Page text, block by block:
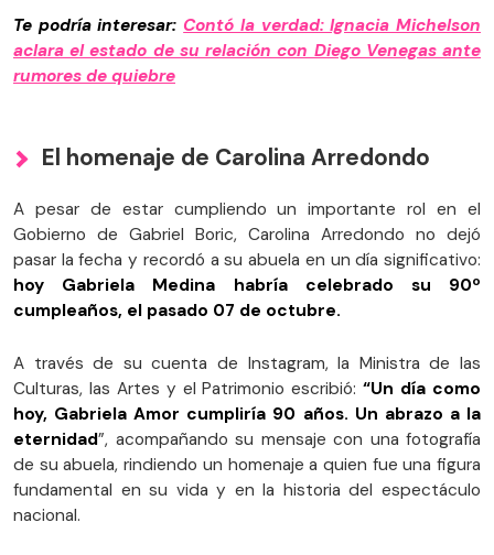
Te podría interesar: Contó la verdad: Ignacia Michelson
aclara el estado de su relación con Diego Venegas ante
rumores de quiebre
El homenaje de Carolina Arredondo
A pesar de estar cumpliendo un importante rol en el
Gobierno de Gabriel Boric, Carolina Arredondo no dejó
pasar la fecha y recordó a su abuela en un día significativo:
hoy Gabriela Medina habría celebrado su 90º
cumpleaños, el pasado 07 de octubre.
A través de su cuenta de Instagram, la Ministra de las
Culturas, las Artes y el Patrimonio escribió:“Un día como
hoy, Gabriela Amor cumpliría 90 años. Un abrazo a la
eternidad”, acompañando su mensaje con una fotografía
de su abuela, rindiendo un homenaje a quien fue una figura
fundamental en su vida y en la historia del espectáculo
nacional.